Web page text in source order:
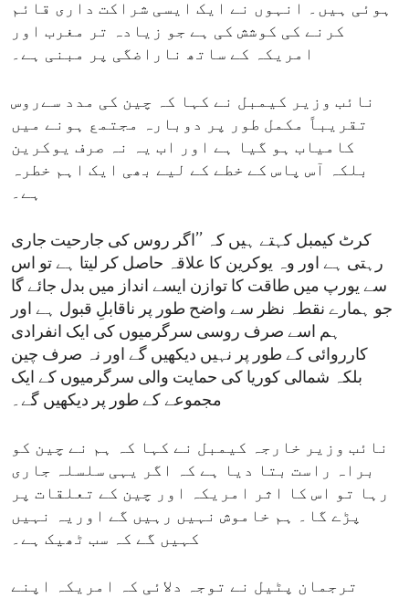
ہوئی ہیں۔ انہوں نے ایک ایسی شراکت داری قائم
کرنے کی کوشش کی ہے جو زیادہ تر مغرب اور
امریکہ کے ساتھ ناراضگی پر مبنی ہے۔
نائب وزیر کیمبل نے کہا کہ چین کی مدد سےروس
تقریباً مکمل طور پر دوبارہ مجتمع ہونے میں
کامیاب ہو گیا ہے اور اب یہ نہ صرف یوکرین
بلکہ آس پاس کے خطے کے لیے بھی ایک اہم خطرہ
ہے۔
کرٹ کیمبل کہتے ہیں کہ ’’اگر روس کی جارحیت جاری
رہتی ہے اور وہ یوکرین کا علاقہ حاصل کر لیتا ہے تو اس
سے یورپ میں طاقت کا توازن ایسے انداز میں بدل جائے گا
جو ہمارے نقطہ نظر سے واضح طور پر ناقابلِ قبول ہے اور
ہم اسے صرف روسی سرگرمیوں کی ایک انفرادی
کارروائی کے طور پر نہیں دیکھیں گے اور نہ صرف چین
بلکہ شمالی کوریا کی حمایت والی سرگرمیوں کے ایک
مجموعے کے طور پر دیکھیں گے۔
نائب وزیر خارجہ کیمبل نے کہا کہ ہم نے چین کو
براہ راست بتا دیا ہے کہ اگر یہی سلسلہ جاری
رہا تو اس کا اثر امریکہ اور چین کے تعلقات پر
پڑے گا۔ ہم خاموش نہیں رہیں گے اوریہ نہیں
کہیں گے کہ سب ٹھیک ہے۔
ترجمان پٹیل نے توجہ دلائی کہ امریکہ اپنے